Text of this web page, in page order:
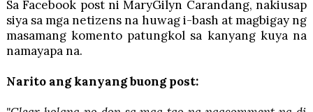
Sa Facebook post ni MaryGilyn Carandang, nakiusap
siya sa mga netizens na huwag i-bash at magbigay ng
masamang komento patungkol sa kanyang kuya na
namayapa na.
Narito ang kanyang buong post: